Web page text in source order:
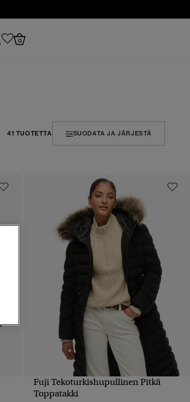
0
41 TUOTETTA SUODATA JA JÄRJESTÄ
PIKAKATSELU
Fuji Tekoturkishupullinen Pitkä
Toppatakki